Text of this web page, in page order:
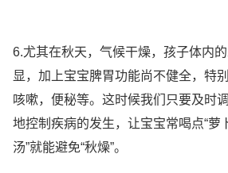
6.尤其在秋天，气候干燥，孩子体内
显，加上宝宝脾胃功能尚不健全，特
咳嗽，便秘等。这时候我们只要及时
地控制疾病的发生，让宝宝常喝点“萝
汤”就能避免“秋燥”。